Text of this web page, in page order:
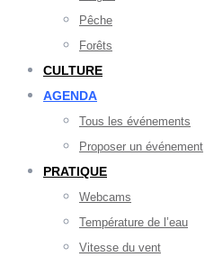
Pêche
Forêts
CULTURE
AGENDA
Tous les événements
Proposer un événement
PRATIQUE
Webcams
Température de l’eau
Vitesse du vent